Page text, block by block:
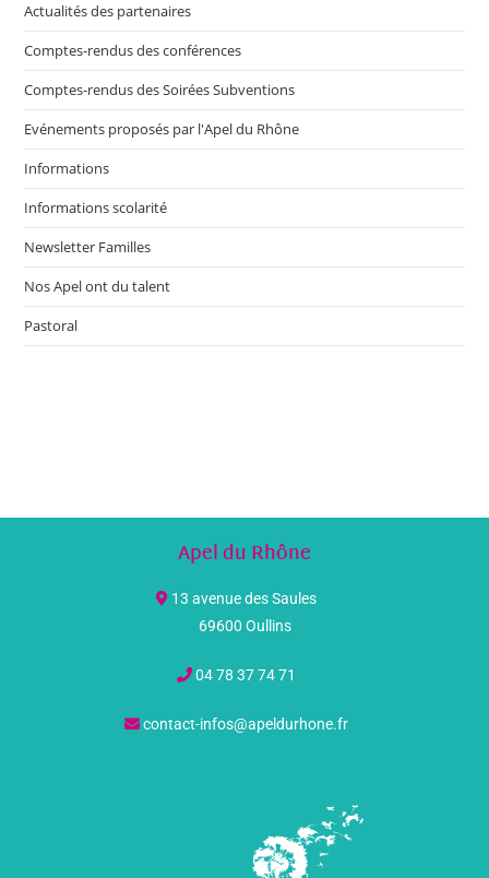
Actualités des partenaires
Comptes-rendus des conférences
Comptes-rendus des Soirées Subventions
Evénements proposés par l'Apel du Rhône
Informations
Informations scolarité
Newsletter Familles
Nos Apel ont du talent
Pastoral
Apel du Rhône
13 avenue des Saules
69600 Oullins
04 78 37 74 71
contact-infos@apeldurhone.fr